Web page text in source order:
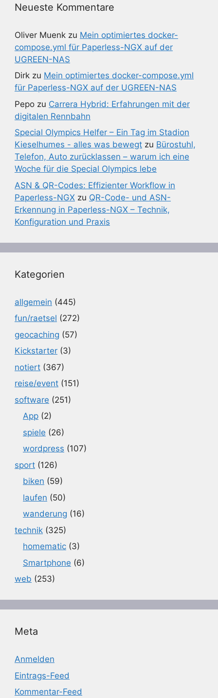
Neueste Kommentare
Oliver Muenk zu Mein optimiertes docker-
compose.yml für Paperless-NGX auf der
UGREEN-NAS
Dirk zu Mein optimiertes docker-compose.yml
für Paperless-NGX auf der UGREEN-NAS
Pepo zu Carrera Hybrid: Erfahrungen mit der
digitalen Rennbahn
Special Olympics Helfer – Ein Tag im Stadion
Kieselhumes - alles was bewegt zu Bürostuhl,
Telefon, Auto zurücklassen – warum ich eine
Woche für die Special Olympics lebe
ASN & QR-Codes: Effizienter Workflow in
Paperless-NGX zu QR-Code- und ASN-
Erkennung in Paperless-NGX – Technik,
Konfiguration und Praxis
Kategorien
allgemein (445)
fun/raetsel (272)
geocaching (57)
Kickstarter (3)
notiert (367)
reise/event (151)
software (251)
App (2)
spiele (26)
wordpress (107)
sport (126)
biken (59)
laufen (50)
wanderung (16)
technik (325)
homematic (3)
Smartphone (6)
web (253)
Meta
Anmelden
Eintrags-Feed
Kommentar-Feed